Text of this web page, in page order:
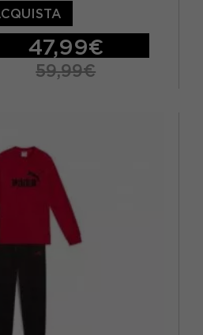
47,99€
59,99€